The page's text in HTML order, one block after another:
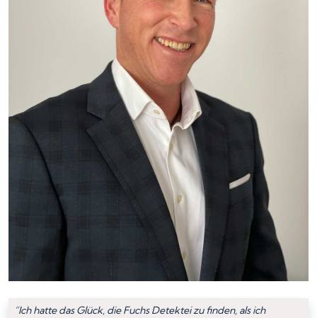
“Ich hatte das Glück, die Fuchs Detektei zu finden, als ich